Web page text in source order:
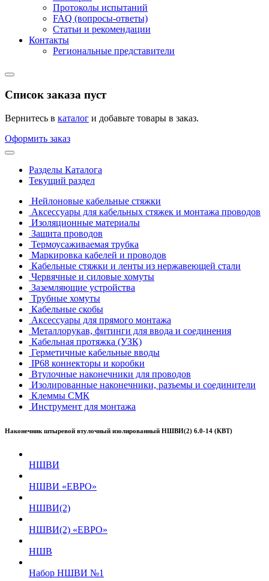
Протоколы испытаний
FAQ (вопросы-ответы)
Статьи и рекомендации
Контакты
Региональные представители
Список заказа пуст
Вернитесь в каталог и добавьте товары в заказ.
Оформить заказ
Разделы Каталога
Текущий раздел
Нейлоновые кабельные стяжки
Аксессуары для кабельных стяжек и монтажа проводов
Изоляционные материалы
Защита проводов
Термоусаживаемая трубка
Маркировка кабелей и проводов
Кабельные стяжки и ленты из нержавеющей стали
Червячные и силовые хомуты
Заземляющие устройства
Трубные хомуты
Кабельные скобы
Аксессуары для прямого монтажа
Металлорукав, фитинги для ввода и соединения
Кабельная протяжка (УЗК)
Герметичные кабельные вводы
IP68 коннекторы и коробки
Втулочные наконечники для проводов
Изолированные наконечники, разъемы и соединители
Клеммы СМК
Инструмент для монтажа
Наконечник штыревой втулочный изолированный НШВИ(2) 6.0-14 (КВТ)
НШВИ
НШВИ «ЕВРО»
НШВИ(2)
НШВИ(2) «ЕВРО»
НШВ
Набор НШВИ №1